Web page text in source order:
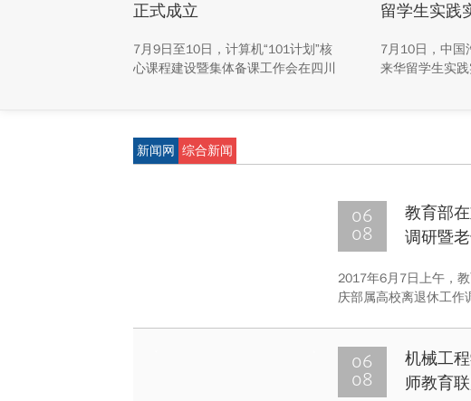
正式成立
7月9日至10日，计算机“101计划”核
心课程建设暨集体备课工作会在四川
留学生实践
7月10日，中国
来华留学生实
学生事务管理
及来华留学生代
新闻网 综合新闻
06
08
教育部
调研暨
2017年6月7日上午，
庆部属高校离退休工作
06
08
机械工
师教育